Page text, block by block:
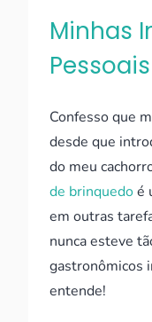
Minhas
Pessoais
Confesso que
desde que
do meu
de brinquedoé
em outras
nunca esteve
gastronômicos
entende!